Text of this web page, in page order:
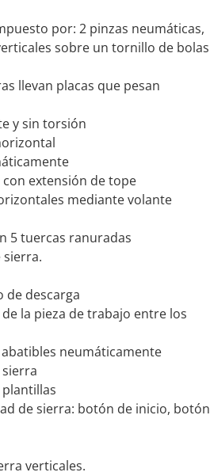
por: 2 pinzas neumáticas,
sobre un tornillo de bolas
llevan placas que pesan
y sin torsión
extensión de tope
mediante volante
5 tuercas ranuradas
de descarga
la pieza de trabajo entre los
neumáticamente
de sierra: botón de inicio, botón
verticales.